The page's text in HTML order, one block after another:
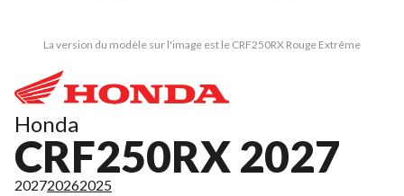
La version du modèle sur l'image est le CRF250RX Rouge Extrême
Honda
CRF250RX 2027
202720262025